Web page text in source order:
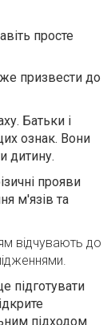
просте
призвести до
Батьки і
ознак. Вони
дитину.
прояви
м'язів та
відчувають до
підготувати
підходом